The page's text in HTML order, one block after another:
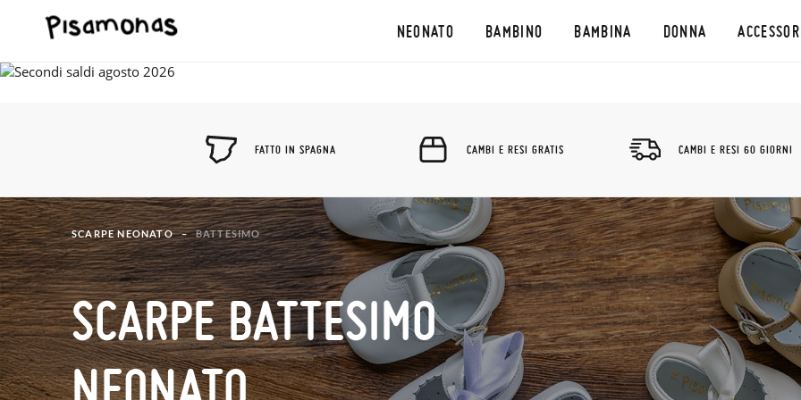
NEONATO BAMBINO BAMBINA DONNA
FATTO IN SPAGNA CAMBI E RESI GRATIS CAMBI E RESI 60 GIORNI
SCARPE NEONATO BATTESIMO
SCARPE BATTESIMO